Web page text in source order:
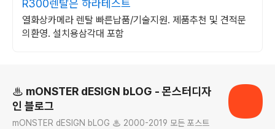
R300렌탈은 하라테스트
열화상카메라 렌탈 빠른납품/기술지원. 제품추천 및 견적문
의환영. 설치용삼각대 포함
♨ mONSTER dESIGN bLOG - 몬스터디자
인 블로그
mONSTER dESIGN bLOG ♨ 2000-2019 모든 포스트